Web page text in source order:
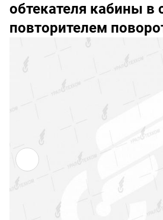
обтекателя кабины в
повторителем